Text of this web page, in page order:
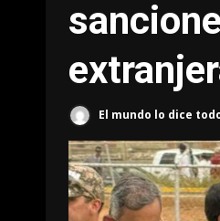
El mundo lo dice